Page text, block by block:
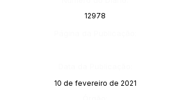
12978
10 de fevereiro de 2021